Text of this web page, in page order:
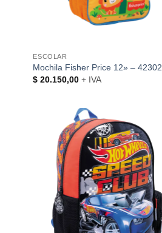
ESCOLAR
Mochila Fisher Price 12» – 42302
$ 20.150,00 + IVA